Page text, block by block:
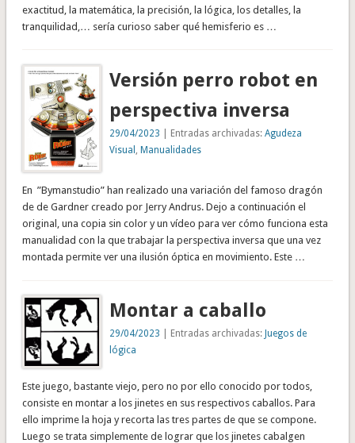
exactitud, la matemática, la precisión, la lógica, los detalles, la
tranquilidad,… sería curioso saber qué hemisferio es …
Versión perro robot en
perspectiva inversa
29/04/2023 | Entradas archivadas:Agudeza
Visual
,Manualidades
En ”Bymanstudio” han realizado una variación del famoso dragón
de de Gardner creado por Jerry Andrus. Dejo a continuación el
original, una copia sin color y un vídeo para ver cómo funciona esta
manualidad con la que trabajar la perspectiva inversa que una vez
montada permite ver una ilusión óptica en movimiento. Este …
Montar a caballo
29/04/2023 | Entradas archivadas: Juegos de
lógica
Este juego, bastante viejo, pero no por ello conocido por todos,
consiste en montar a los jinetes en sus respectivos caballos. Para
ello imprime la hoja y recorta las tres partes de que se compone.
Luego se trata simplemente de lograr que los jinetes cabalgen